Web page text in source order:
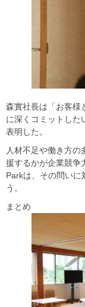
森實社長は「お客様
に深くコミットした
表明した。
人材不足や働き方
援するかが企業競争
Parkは、その問いに
う。
まとめ